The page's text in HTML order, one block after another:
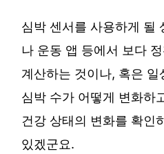
심박 센서를 사용하게 될
나 운동 앱 등에서 보다
계산하는 것이나, 혹은 일
심박 수가 어떻게 변화하
건강 상태의 변화를 확인
있겠군요.